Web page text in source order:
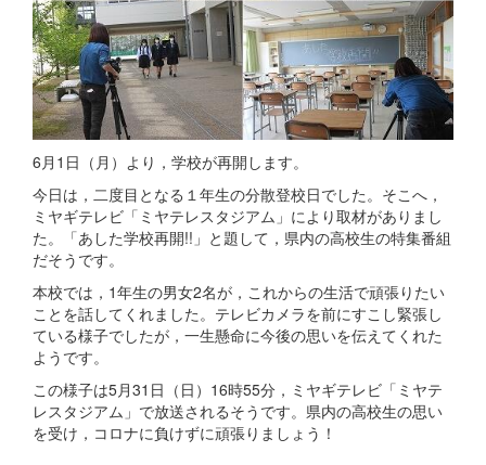
6月1日（月）より，学校が再開します。
今日は，二度目となる１年生の分散登校日でした。そこへ，
ミヤギテレビ「ミヤテレスタジアム」により取材がありまし
た。「あした学校再開!!」と題して，県内の高校生の特集番組
だそうです。
本校では，1年生の男女2名が，これからの生活で頑張りたい
ことを話してくれました。テレビカメラを前にすこし緊張し
ている様子でしたが，一生懸命に今後の思いを伝えてくれた
ようです。
この様子は5月31日（日）16時55分，ミヤギテレビ「ミヤテ
レスタジアム」で放送されるそうです。県内の高校生の思い
を受け，コロナに負けずに頑張りましょう！